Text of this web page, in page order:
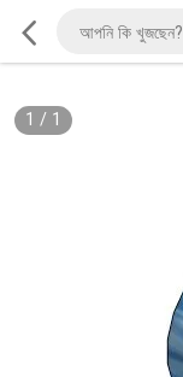
1 / 1